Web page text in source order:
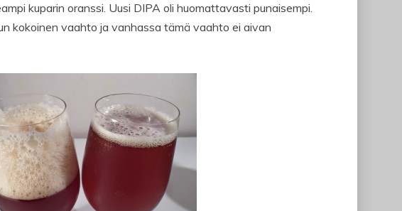
kuparin oranssi. Uusi DIPA oli huomattavasti punaisempi.
kokoinen vaahto ja vanhassa tämä vaahto ei aivan